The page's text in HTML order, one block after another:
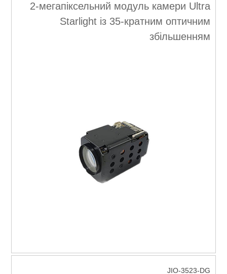
2-мегапіксельний модуль камери Ultra
Starlight із 35-кратним оптичним
збільшенням
JIO-3523-DG